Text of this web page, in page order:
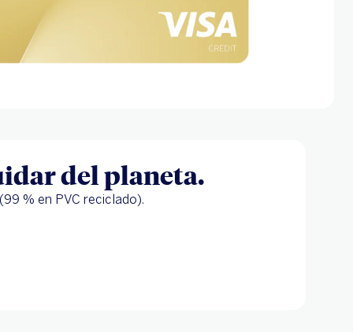
del planeta.
% en PVC reciclado).